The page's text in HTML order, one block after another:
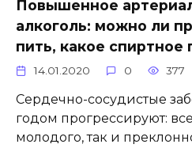
Повышенное
алкоголь: можно ли
пить, какое спиртное
14.01.2020 0 377
Сердечно-сосудистые
годом прогрессируют:
молодого, так и